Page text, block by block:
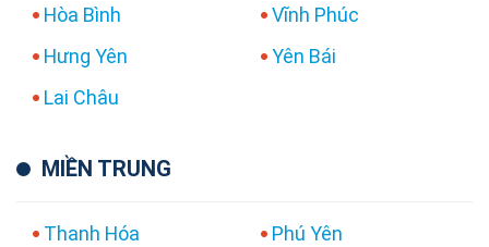
Hòa Bình
Hưng Yên
Lai Châu
Vĩnh Phúc
Yên Bái
MIỀN TRUNG
Thanh Hóa
Phú Yên